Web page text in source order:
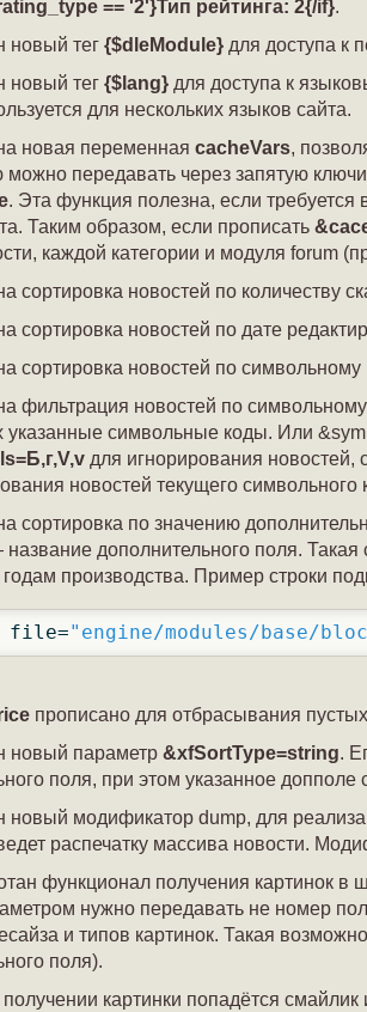
== '2'}Тип рейтинга: 2{/if}.
новый тег {$dleModule} для доступа к
новый тег {$lang} для доступа к
для нескольких языков сайта.
новая переменная cacheVars,
передавать через запятую
. Эта функция полезна, если
Таким образом, если прописать
каждой категории и модуля forum
сортировка новостей по количеству
сортировка новостей по дате
сортировка новостей по символьному
фильтрация новостей по
символьные коды. Или
для игнорирования
новостей текущего символьного
сортировка по значению
дополнительного поля. Такая
производства. Пример строки
file="engine/modules/base/
прописано для отбрасывания
новый параметр &xfSortType=string.
поля, при этом указанное
новый модификатор dump, для
распечатку массива новости.
функционал получения картинок в
нужно передавать не номер
и типов картинок. Такая
поля).
картинки попадётся